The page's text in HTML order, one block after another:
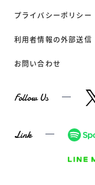
プライバシーポリシー
利用者情報の外部送信
お問い合わせ
Follow Us
Link